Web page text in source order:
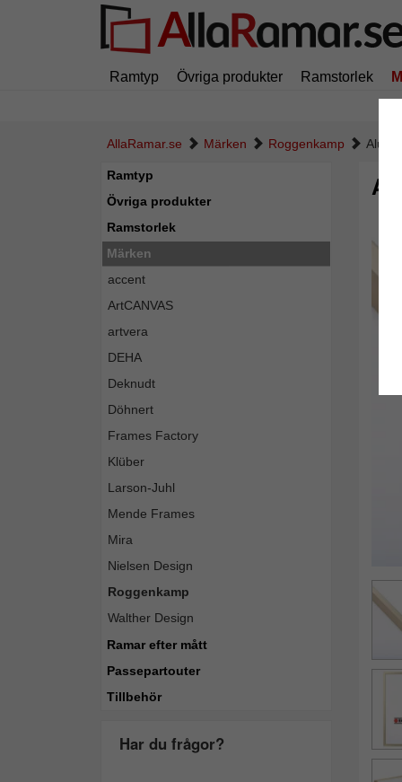
Ramtyp Övriga produkter Ramstorlek
AllaRamar.se Märken Roggenkamp
Ramtyp
Övriga produkter
Ramstorlek
Märken
accent
ArtCANVAS
artvera
DEHA
Deknudt
Döhnert
Frames Factory
Klüber
Larson-Juhl
Mende Frames
Mira
Nielsen Design
Roggenkamp
Walther Design
Ramar efter mått
Passepartouter
Tillbehör
Har du frågor?